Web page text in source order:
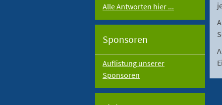
Alle Antworten hier ...
Sponsoren
Auflistung unserer
Sponsoren